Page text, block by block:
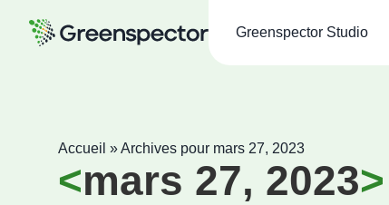
Greenspector Studio
Accueil »Archives pour mars 27, 2023
mars 27, 2023